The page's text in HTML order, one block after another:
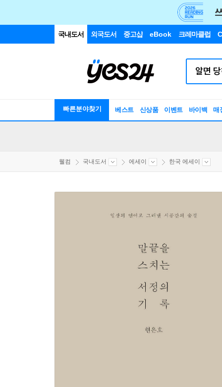
국내도서 외국도서 중고샵 eBook 크레마클럽
빠른분야찾기 베스트 신상품 이벤트 바이백 매
웰컴 국내도서 에세이 한국 에세이